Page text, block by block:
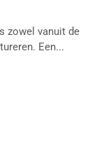
zowel vanuit de
Een...